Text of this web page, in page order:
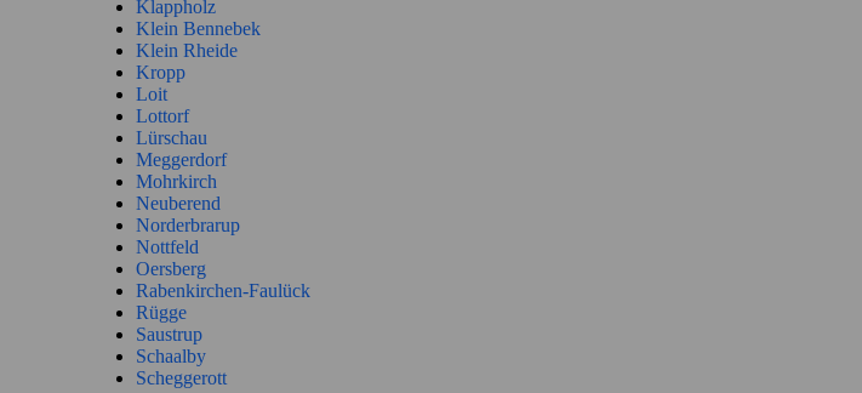
Klappholz
Klein Bennebek
Klein Rheide
Kropp
Loit
Lottorf
Lürschau
Meggerdorf
Mohrkirch
Neuberend
Norderbrarup
Nottfeld
Oersberg
Rabenkirchen-Faulück
Rügge
Saustrup
Schaalby
Scheggerott